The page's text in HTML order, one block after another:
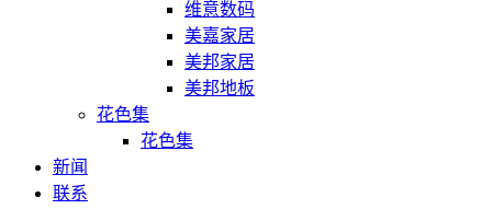
维意数码
美嘉家居
美邦家居
美邦地板
花色集
花色集
新闻
联系